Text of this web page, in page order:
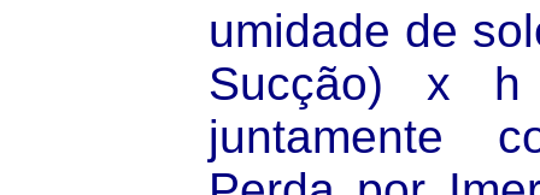
umidade de
Sucção) x h
juntamente